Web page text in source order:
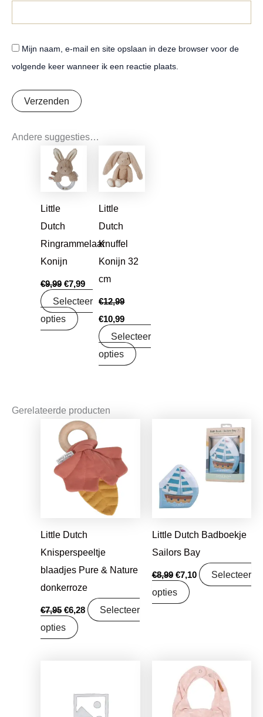
Mijn naam, e-mail en site opslaan in deze browser voor de
volgende keer wanneer ik een reactie plaats.
Andere suggesties…
Little
Dutch
Ringrammelaar
Konijn
€9,99
Oorspronkelijke
prijs
was:
€9,99.
€7,99
Huidige
€7,99.
Selecteer
opties
Little
Dutch
Knuffel
Konijn 32
cm
€12,99
Oorspronkelijke
prijs
was:
€12,99.
€10,99
Huidige
prijs
is:
€10,99.
Selecteer
opties
Gerelateerde producten
Little Dutch
Knisperspeeltje
blaadjes Pure & Nature
donkerroze
€7,95
Oorspronkelijke
prijs
was:
€7,95.
€6,28
Huidige
prijs
is:
€6,28.
Selecteer
opties
Little Dutch Badboekje
Sailors Bay
€8,99
Oorspronkelijke
€7,10
Huidige
prijs
€7,10.
Selecteer
opties
€16,99.€13,42.
Oorspronkelijke
prijs
was:
€8,95.
Huidige
prijs
€7,07.